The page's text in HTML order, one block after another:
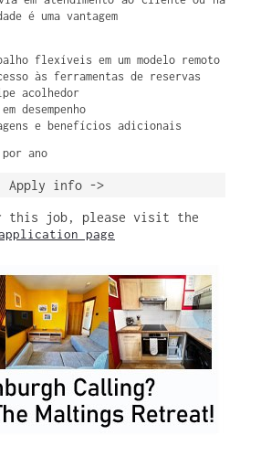
é uma vantagem
flexíveis em um modelo remoto
às ferramentas de reservas
acolhedor
desempenho
e benefícios adicionais
ano
Apply info ->
this job, please visit the
page